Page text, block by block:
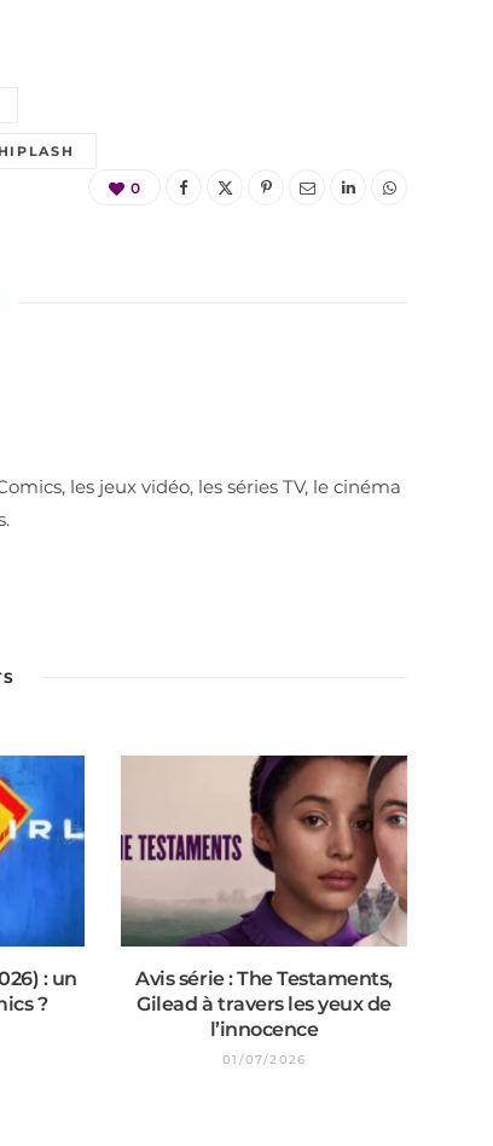
0
les jeux vidéo, les séries TV, le cinéma
: un
?
Avis série : The Testaments,
Gilead à travers les yeux de
l’innocence
01/07/2026